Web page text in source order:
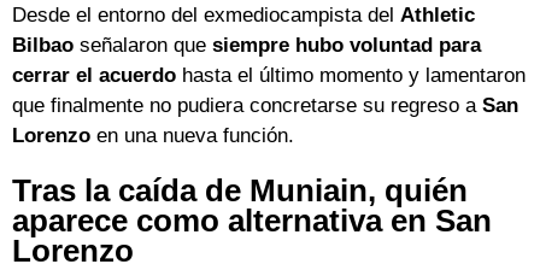
Desde el entorno del exmediocampista del Athletic
Bilbao señalaron que siempre hubo voluntad para
cerrar el acuerdo hasta el último momento y lamentaron
que finalmente no pudiera concretarse su regreso a San
Lorenzo en una nueva función.
Tras la caída de Muniain, quién
aparece como alternativa en San
Lorenzo